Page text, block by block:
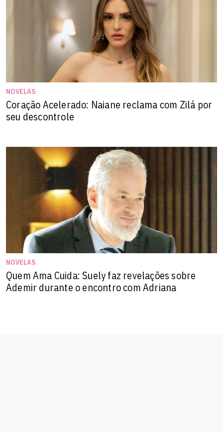
NOVELAS
Coração Acelerado: Naiane reclama com Zilá por
seu descontrole
NOVELAS
Quem Ama Cuida: Suely faz revelações sobre
Ademir durante o encontro com Adriana